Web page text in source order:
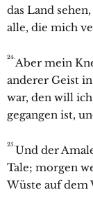
das Land
alle, die mich
24.Aber mein
anderer Geist
war, den will
gegangen ist,
25.Und der
Tale; morgen
Wüste auf dem